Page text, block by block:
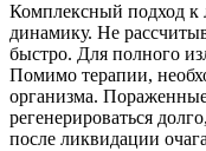
Комплексный подход к
динамику. Не
быстро. Для полного
Помимо терапии,
организма.
регенерироваться
после ликвидации